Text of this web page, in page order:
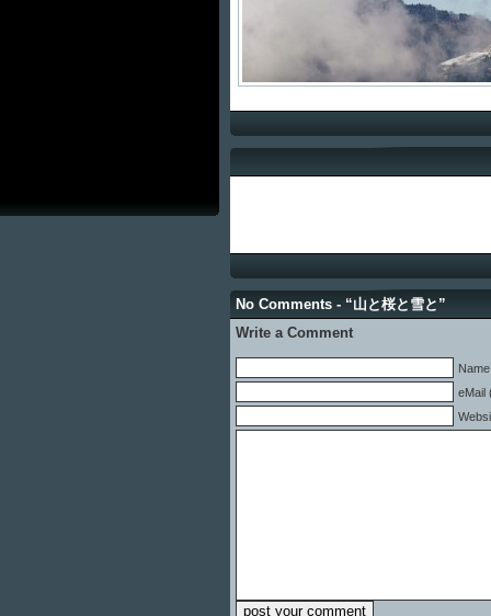
No Comments - “山と桜と雪と”
Write a Comment
eMail